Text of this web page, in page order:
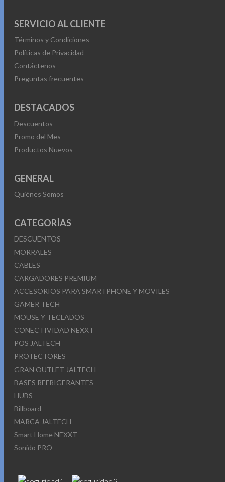
SERVICIO AL CLIENTE
Términos y Condiciones
Políticas de Privacidad
Contáctenos
Preguntas frecuentes
DESTACADOS
Descuentos
Promo del Mes
Productos Nuevos
GENERAL
Quiénes Somos
CATEGORÍAS
DESCUENTOS
MORRALES
CABLES
CARGADORES PREMIUM
ACCESORIOS PARA SMARTPHONE Y MOVILES
GAMER TECH
MOUSE Y TECLADOS
CONECTIVIDAD NEXXT
POS JALTECH
PROTECTORES
GRAN OUTLET JALTECH
BASES REFRIGERANTES
HUBS
Billboard
MARCA JALTECH
Smart Home NEXXT
Sonido PRO